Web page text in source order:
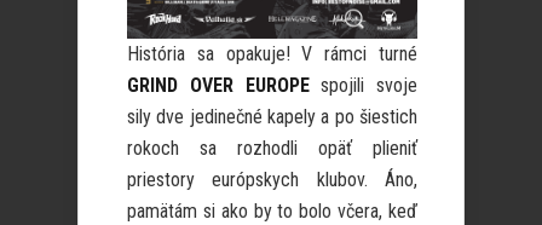
História sa opakuje! V rámci turné
GRIND OVER EUROPEspojili svoje
sily dve jedinečné kapely a po šiestich
rokoch sa rozhodli opäť plieniť
priestory európskych klubov. Áno,
pamätám si ako by to bolo včera, keď